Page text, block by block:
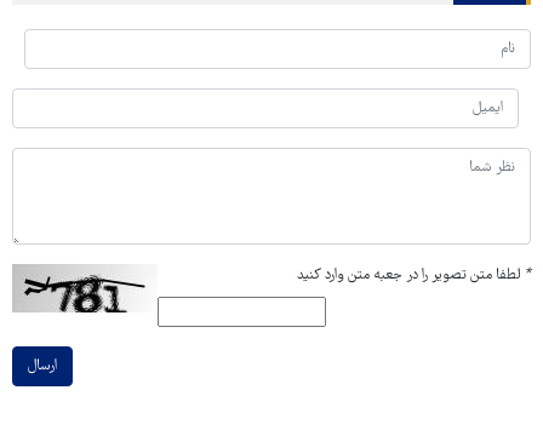
* لطفا متن تصویر را در جعبه متن وارد کنید
ارسال